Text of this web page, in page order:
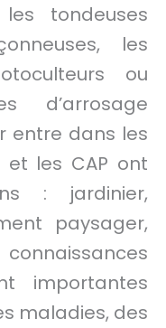
tondeuses
les
ou
d’arrosage
entre dans les
et les CAP ont
: jardinier,
paysager,
importantes
maladies, des